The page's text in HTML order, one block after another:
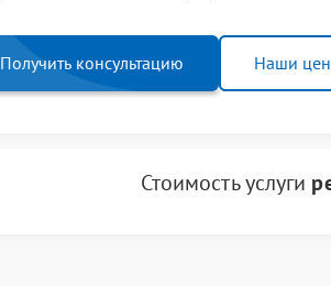
Получить консультацию Наши
Стоимость услуги